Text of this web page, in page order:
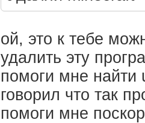
ой, это к тебе
удалить эту
помоги мне найти
говорил что так
помоги мне